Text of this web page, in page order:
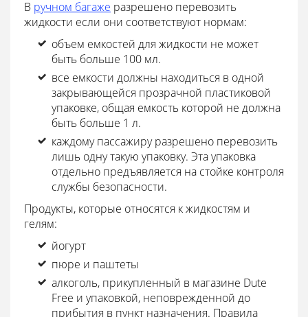
В ручном багаже разрешено перевозить
жидкости если они соответствуют нормам:
объем емкостей для жидкости не может
быть больше 100 мл.
все емкости должны находиться в одной
закрывающейся прозрачной пластиковой
упаковке, общая емкость которой не должна
быть больше 1 л.
каждому пассажиру разрешено перевозить
лишь одну такую упаковку. Эта упаковка
отдельно предъявляется на стойке контроля
службы безопасности.
Продукты, которые относятся к жидкостям и
гелям:
йогурт
пюре и паштеты
алкоголь, прикупленный в магазине Dute
Free и упаковкой, неповрежденной до
прибытия в пункт назначения. Правила